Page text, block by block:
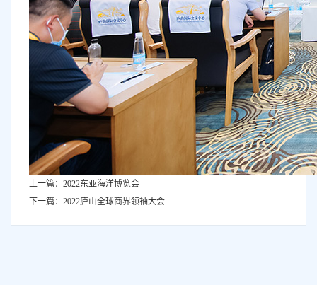
上一篇：2022东亚海洋博览会
下一篇：2022庐山全球商界领袖大会